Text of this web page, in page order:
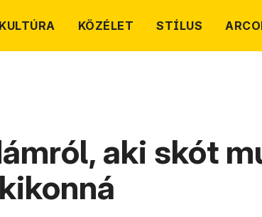
KULTÚRA KÖZÉLET STÍLUS
aki skót